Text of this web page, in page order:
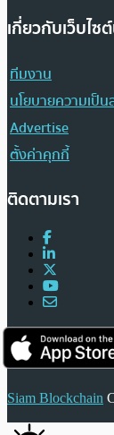
เกี่ยวกับเว็บไซ
ทีมงาน
นโยบายความเป็
Advertise
ตั้งค่าคุกกี้
ติดตามเรา
Siam Blockchain